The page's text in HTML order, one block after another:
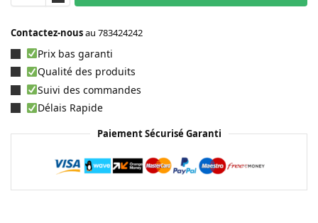
Contactez-nousau 783424242
Prix bas garanti
Qualité des produits
Suivi des commandes
Délais Rapide
Paiement Sécurisé Garanti